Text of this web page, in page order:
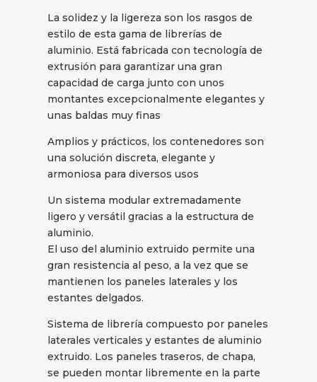
La solidez y la ligereza son los rasgos de
estilo de esta gama de librerías de
aluminio. Está fabricada con tecnología de
extrusión para garantizar una gran
capacidad de carga junto con unos
montantes excepcionalmente elegantes y
unas baldas muy finas
Amplios y prácticos, los contenedores son
una solución discreta, elegante y
armoniosa para diversos usos
Un sistema modular extremadamente
ligero y versátil gracias a la estructura de
aluminio.
El uso del aluminio extruido permite una
gran resistencia al peso, a la vez que se
mantienen los paneles laterales y los
estantes delgados.
Sistema de librería compuesto por paneles
laterales verticales y estantes de aluminio
extruido. Los paneles traseros, de chapa,
se pueden montar libremente en la parte